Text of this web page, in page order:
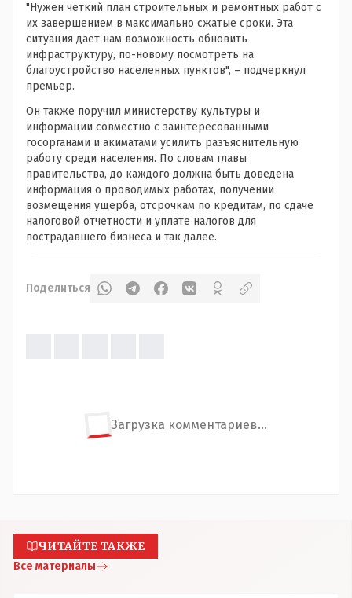
"Нужен четкий план строительных и ремонтных работ с
их завершением в максимально сжатые сроки. Эта
ситуация дает нам возможность обновить
инфраструктуру, по-новому посмотреть на
благоустройство населенных пунктов", – подчеркнул
премьер.
Он также поручил министерству культуры и
информации совместно с заинтересованными
госорганами и акиматами усилить разъяснительную
работу среди населения. По словам главы
правительства, до каждого должна быть доведена
информация о проводимых работах, получении
возмещения ущерба, отсрочкам по кредитам, по сдаче
налоговой отчетности и уплате налогов для
пострадавшего бизнеса и так далее.
Поделиться
Загрузка комментариев...
ЧИТАЙТЕ ТАКЖЕ
Все материалы